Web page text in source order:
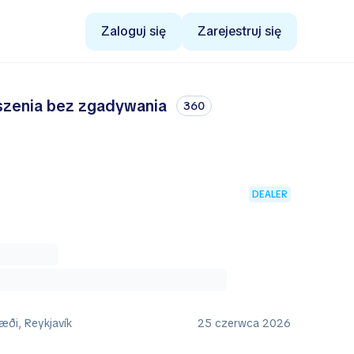
Zaloguj się Zarejestruj się
bez zgadywania 360
DEALER
Reykjavík 25 czerwca 2026